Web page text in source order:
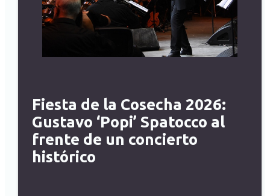
Fiesta de la Cosecha 2026:
Gustavo ‘Popi’ Spatocco al
frente de un concierto
histórico